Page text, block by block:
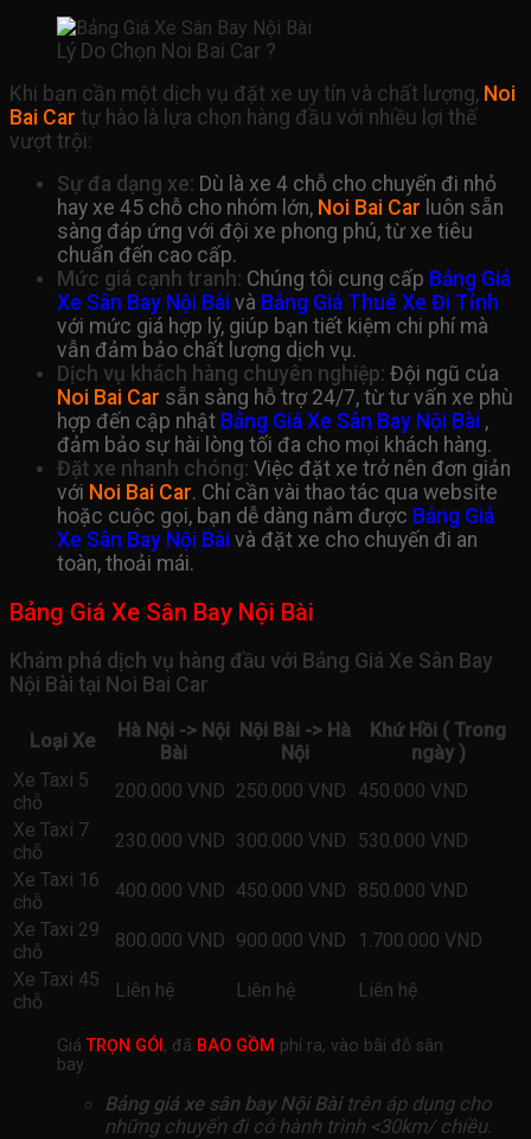
Lý Do Chọn Noi Bai Car ?
Khi bạn cần một dịch vụ đặt xe uy tín và chất lượng, Noi
Bai Car tự hào là lựa chọn hàng đầu với nhiều lợi thế
vượt trội:
Sự đa dạng xe: Dù là xe 4 chỗ cho chuyến đi nhỏ
hay xe 45 chỗ cho nhóm lớn, Noi Bai Car luôn sẵn
sàng đáp ứng với đội xe phong phú, từ xe tiêu
chuẩn đến cao cấp.
Mức giá cạnh tranh: Chúng tôi cung cấp Bảng Giá
Xe Sân Bay Nội Bài và Bảng Giá Thuê Xe Đi Tỉnh
với mức giá hợp lý, giúp bạn tiết kiệm chi phí mà
vẫn đảm bảo chất lượng dịch vụ.
Dịch vụ khách hàng chuyên nghiệp: Đội ngũ của
Noi Bai Car sẵn sàng hỗ trợ 24/7, từ tư vấn xe phù
hợp đến cập nhật Bảng Giá Xe Sân Bay Nội Bài ,
đảm bảo sự hài lòng tối đa cho mọi khách hàng.
Đặt xe nhanh chóng: Việc đặt xe trở nên đơn giản
với Noi Bai Car. Chỉ cần vài thao tác qua website
hoặc cuộc gọi, bạn dễ dàng nắm được Bảng Giá
Xe Sân Bay Nội Bài và đặt xe cho chuyến đi an
toàn, thoải mái.
Bảng Giá Xe Sân Bay Nội Bài
Khám phá dịch vụ hàng đầu với Bảng Giá Xe Sân Bay
Nội Bài tại Noi Bai Car
Loại Xe
Hà Nội -> Nội
Bài
Nội Bài -> Hà
Nội
Khứ Hồi ( Trong
ngày )
Xe Taxi 5
chỗ
200.000 VND 250.000 VND
450.000 VND
Xe Taxi 7
chỗ
230.000 VND 300.000 VND
530.000 VND
Xe Taxi 16
chỗ
400.000 VND 450.000 VND
850.000 VND
Xe Taxi 29
chỗ
800.000 VND 900.000 VND
1.700.000 VND
Xe Taxi 45
chỗ
Liên hệ Liên hệ Liên hệ
GiáTRỌN GÓI , đã BAO GỒM phí ra, vào bãi đỗ sân
bay.
Bảng giá xe sân bay Nội Bàitrên áp dụng cho
những chuyến đi có hành trình <30km/ chiều.